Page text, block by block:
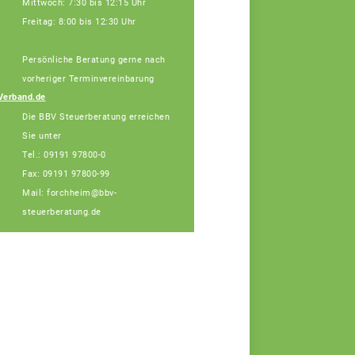
Mittwoch: 7:30 bis 12:15 Uhr
Freitag: 8:00 bis 12:30 Uhr
Persönliche Beratung gerne nach
vorheriger Terminvereinbarung
Die BBV Steuerberatung erreichen
Sie unter
Tel.: 09191 97800-0
Fax: 09191 97800-99
Mail: forchheim@bbv-
steuerberatung.de